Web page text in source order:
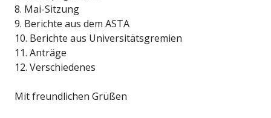
8. Mai-Sitzung
9. Berichte aus dem ASTA
10. Berichte aus Universitätsgremien
11. Anträge
12. Verschiedenes
Mit freundlichen Grüßen